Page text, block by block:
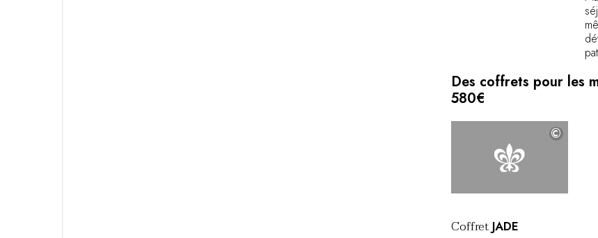
Des coffrets pour les
580€
©
CoffretJADE